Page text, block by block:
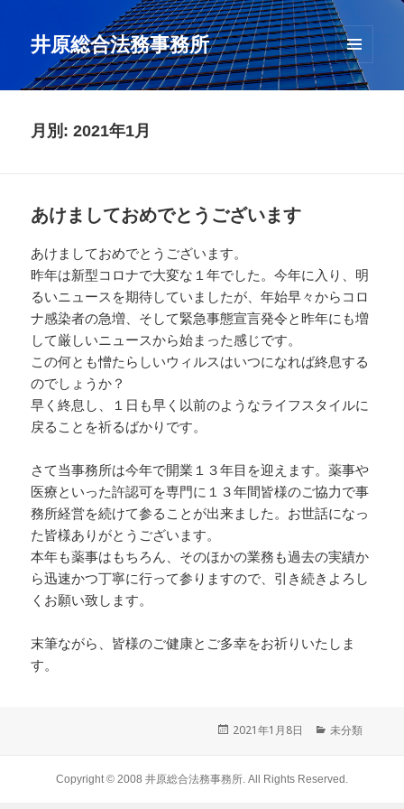
井原総合法務事務所
メニュ
ーとウ
月別: 2021年1月
あけましておめでとうございます
あけましておめでとうございます。
昨年は新型コロナで大変な１年でした。今年に入り、明
るいニュースを期待していましたが、年始早々からコロ
ナ感染者の急増、そして緊急事態宣言発令と昨年にも増
して厳しいニュースから始まった感じです。
この何とも憎たらしいウィルスはいつになれば終息する
のでしょうか？
早く終息し、１日も早く以前のようなライフスタイルに
戻ることを祈るばかりです。
さて当事務所は今年で開業１３年目を迎えます。薬事や
医療といった許認可を専門に１３年間皆様のご協力で事
務所経営を続けて参ることが出来ました。お世話になっ
た皆様ありがとうございます。
本年も薬事はもちろん、そのほかの業務も過去の実績か
ら迅速かつ丁寧に行って参りますので、引き続きよろし
くお願い致します。
末筆ながら、皆様のご健康とご多幸をお祈りいたしま
す。
投
2021年1月8日
カ
リ
未分類
Copyright © 2008 井原総合法務事務所. All Rights Reserved.